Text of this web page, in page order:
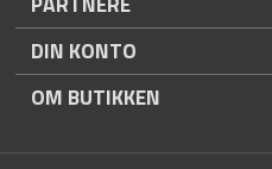
DIN KONTO
OM BUTIKKEN